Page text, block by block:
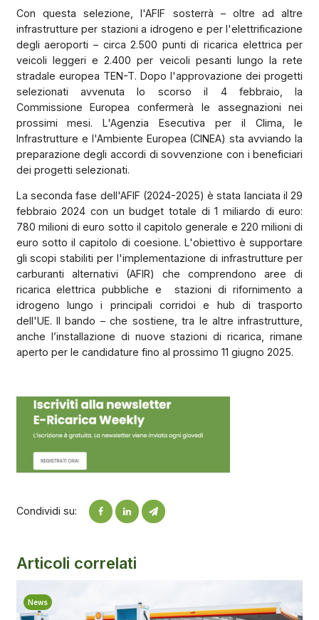
Con questa selezione, l'AFIF sosterrà – oltre ad altre
infrastrutture per stazioni a idrogeno e per l'elettrificazione
degli aeroporti – circa 2.500 punti di ricarica elettrica per
veicoli leggeri e 2.400 per veicoli pesanti lungo la rete
stradale europea TEN-T. Dopo l'approvazione dei progetti
selezionati avvenuta lo scorso il 4 febbraio, la
Commissione Europea confermerà le assegnazioni nei
prossimi mesi. L'Agenzia Esecutiva per il Clima, le
Infrastrutture e l'Ambiente Europea (CINEA) sta avviando la
preparazione degli accordi di sovvenzione con i beneficiari
dei progetti selezionati.
La seconda fase dell'AFIF (2024-2025) è stata lanciata il 29
febbraio 2024 con un budget totale di 1 miliardo di euro:
780 milioni di euro sotto il capitolo generale e 220 milioni di
euro sotto il capitolo di coesione. L'obiettivo è supportare
gli scopi stabiliti per l'implementazione di infrastrutture per
carburanti alternativi (AFIR) che comprendono aree di
ricarica elettrica pubbliche e stazioni di rifornimento a
idrogeno lungo i principali corridoi e hub di trasporto
dell'UE. Il bando – che sostiene, tra le altre infrastrutture,
anche l’installazione di nuove stazioni di ricarica, rimane
aperto per le candidature fino al prossimo 11 giugno 2025.
Condividi su:
Articoli correlati
News